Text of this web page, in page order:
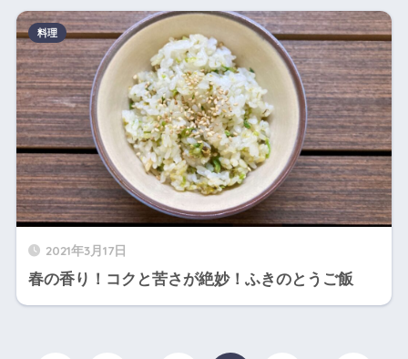
2021年3月17日
春の香り！コクと苦さが絶妙！ふきのとうご飯
料理